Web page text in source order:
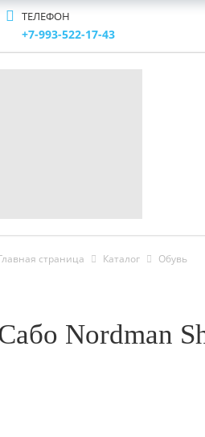
ТЕЛЕФОН
+7-993-522-17-43
страница Каталог Обувь
Nordman